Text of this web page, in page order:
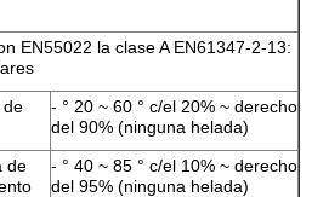
EN55022 la clase A EN61347-2-13:
de
- ° 20 ~ 60 ° c/el 20% ~ derecho
del 90% (ninguna helada)
de
- ° 40 ~ 85 ° c/el 10% ~ derecho
del 95% (ninguna helada)